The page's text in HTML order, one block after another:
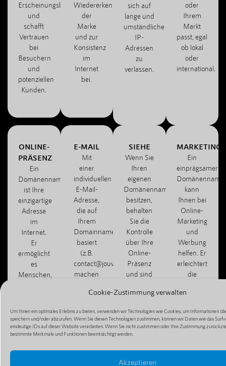
Cookie-Zustimmung verwalten
Um Ihnen ein optimales Erlebnis zu bieten, verwenden wir Technologien wie Cookies, um Informationen
speichern und/oder abzurufen. Wenn Sie diesen Technologien zustimmen, können wir Daten wie das
eindeutige IDs auf dieser Website verarbeiten. Wenn Sie nicht zustimmen oder Ihre Zustimmung
bestimmte Merkmale und Funktionen beeinträchtigt werden.
Akzeptieren
Erscheinungsbild
und
schafft
Vertrauen
bei
Besuchern
und
potenziellen
Kunden.
Wiedererkennung
der
Marke
und zur
Konsistenz
im
Internet
bei.
sich auf
lange und
umständliche
IP-
Adressen
zu
verlassen.
oder
Ihrem
Markt
passt, egal
ob lokal
oder
international.
ONLINE-
PRÄSENZ
Ein
Domänenname
ist Ihre
einzigartige
Adresse
im
Internet.
Er
ermöglicht
es
Menschen,
oder Ihren
Online-
Shop zu
finden
E-MAIL
Mit
einer
individuellen
E-Mail-
Adresse,
die auf
Ihrem
Domainnamen
basiert
(z.B.
contact@jouwbedrijf.com),
machen
einen
Eindruck
und
können
effizient
SIEHE
Wenn Sie
Ihren
eigenen
Domänennamen
besitzen,
behalten
Sie die
Kontrolle
über Ihre
Online-
Präsenz
und sind
Dritten
z. B. von
kostenlosen
Hosting-
Diensten.
MARKETING
Ein
einprägsamer
Domänenname
kann
Ihnen bei
Online-
Marketing
und
Werbung
helfen. Er
erleichtert
die
Ihrer
und
macht die
einfacher.